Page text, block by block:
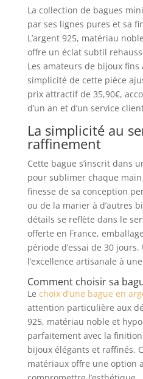
La collection de bagues
par ses lignes pures et sa
L’argent 925, matériau
offre un éclat subtil
Les amateurs de bijoux
simplicité de cette pièce
prix attractif de 35,90€,
d’un an et d’un service
La simplicité au
raffinement
Cette bague s’inscrit dans
pour sublimer chaque
finesse de sa conception
ou de la marier à d’autres
détails se reflète dans le
offerte en France,
période d’essai de 30
l’excellence artisanale à
Comment choisir sa
Le choix d’une bague en
attention particulière aux
925, matériau noble et
parfaitement avec la
bijoux élégants et raffinés.
matériaux offre une option